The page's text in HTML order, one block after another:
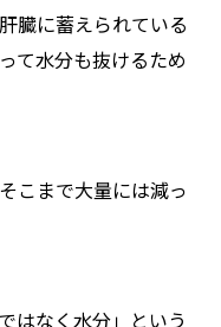
臓に蓄えられている
て水分も抜けるため
こまで大量には減っ
はなく水分」という